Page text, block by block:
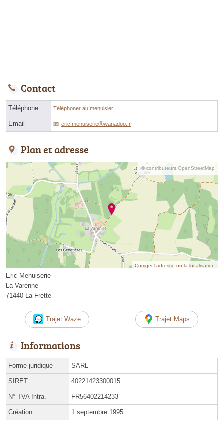
Contact
Téléphone Téléphoner au menuisier
Email eric.menuiserieⓐwanadoo.fr
Plan et adresse
© contributeurs OpenStreetMap
Corriger l’adresse ou la localisation
Eric Menuiserie
La Varenne
71440 La Frette
Trajet Waze Trajet Maps
Informations
Forme juridique SARL
SIRET 40221423300015
N° TVA Intra. FR56402214233
Création 1 septembre 1995